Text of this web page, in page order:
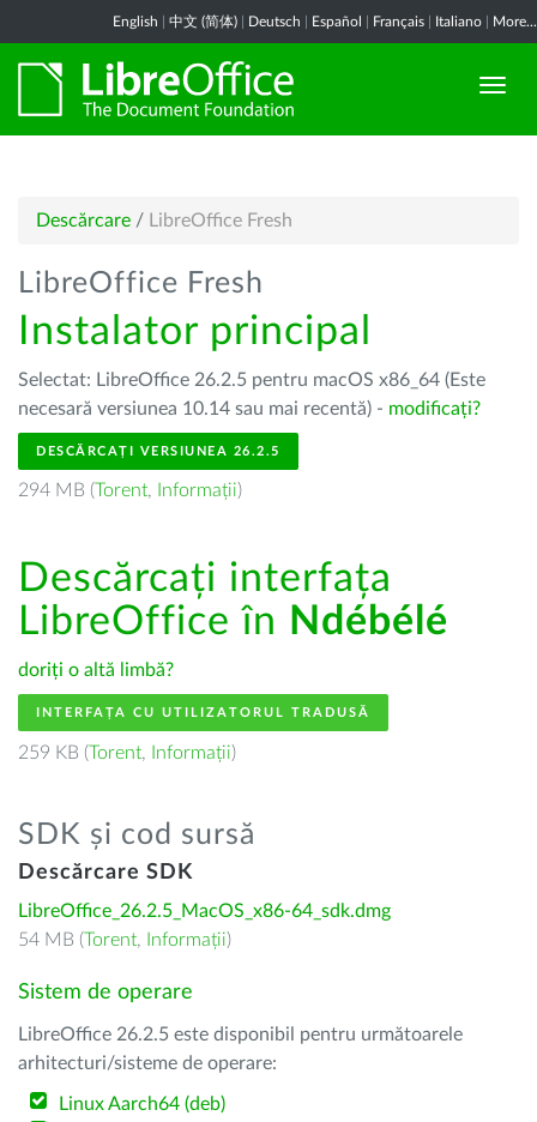
English 中文 (简体) Deutsch Español Français Italiano More...
Descărcare / LibreOffice Fresh
LibreOffice Fresh
Instalator principal
Selectat: LibreOffice 26.2.5 pentru macOS x86_64 (Este
necesară versiunea 10.14 sau mai recentă) - modificați?
DESCĂRCAȚI VERSIUNEA 26.2.5
294 MB (Torent, Informații)
Descărcați interfața
LibreOffice în Ndébélé
doriți o altă limbă?
INTERFAȚA CU UTILIZATORUL TRADUSĂ
259 KB (Torent, Informații)
SDK și cod sursă
Descărcare SDK
LibreOffice_26.2.5_MacOS_x86-64_sdk.dmg
54 MB (Torent, Informații)
Sistem de operare
LibreOffice 26.2.5 este disponibil pentru următoarele
arhitecturi/sisteme de operare:
Linux Aarch64 (deb)